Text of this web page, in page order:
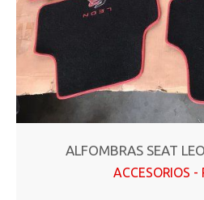
ALFOMBRAS SEAT
ACCESORIOS -